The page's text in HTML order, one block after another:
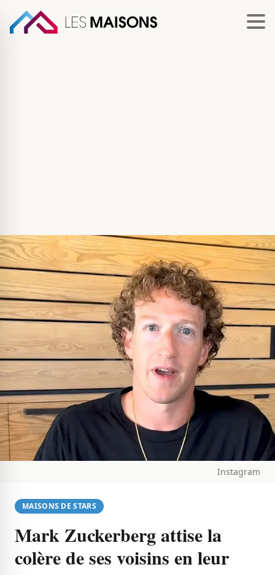
Instagram
MAISONS DE STARS
Mark Zuckerberg attise la
colère de ses voisins en leur